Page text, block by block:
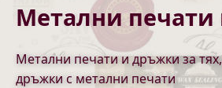
Метални
Метални печати и дръжки за
дръжки с метални печати